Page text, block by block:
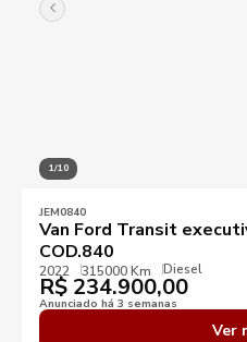
1/10
JEM0840
Van Ford Transit
COD.840
2022 315000 Km Diesel
R$ 234.900,00
Anunciado há 3 semanas
Ver